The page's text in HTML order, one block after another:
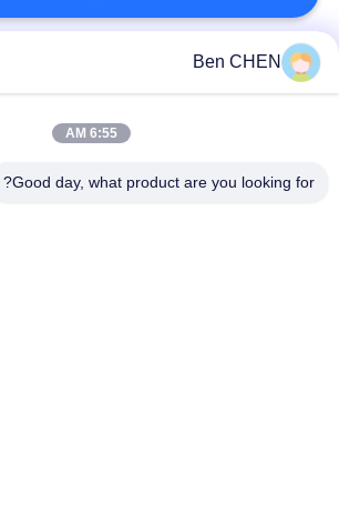
دسته بندی های محبوب
Scanner
Ben CHEN
6:55 AM
Good day, what product are you looking for?